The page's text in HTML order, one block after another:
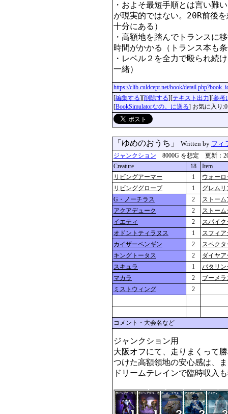
・およそ最短手順とは言い難
が現実的ではない。20R前後
十分にある）
・高額地を踏んでトランスに
時間がかかる（トランス本も
・レベル２を全力で殴られ続
一緒）
https://clib.culdcept.net/book/
[編集する][削除する][テキスト出力][参考
[BookSimulatorなの。に送る] お気に入り:0
「ゆめのおうち」 Written by フィ
ジャンクション 8000G を想定 更新：
Creature
18
Item
リビングアーマー
1
ウォー
リビンググローブ
1
グレム
G・ノーチラス
2
ストー
アクアデューク
2
ストー
イエティ
2
スパイ
オドントティラヌス
1
スフィ
カイザーペンギン
2
スペク
キングトータス
2
ダイヤ
スキュラ
1
バタリン
マカラ
2
ブーメラ
ミストウィング
2
コメント・大会名など
ジャンクション用
大阪オフにて、走りまくって
つけた高額領地の安心感は、
ドリームテレインで臨時収入